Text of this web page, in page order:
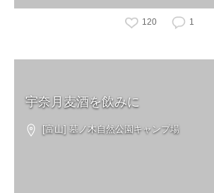
120 1
宇奈月麦酒を飲みに
[富山] 墓ノ木自然公園キャンプ場